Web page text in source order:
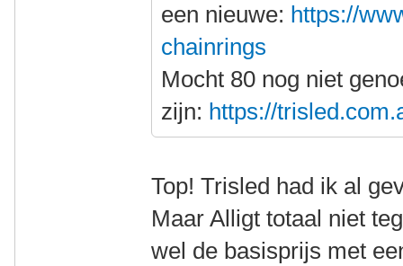
een nieuwe: https://
chainrings
Mocht 80 nog niet
zijn: https://
Top! Trisled had ik al
Maar Alligt totaal niet
wel de basisprijs met